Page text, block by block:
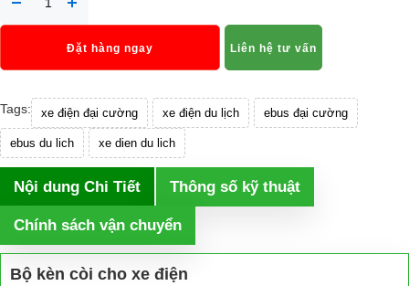
Đặt hàng ngay Liên hệ tư vấn
Tags: xe điện đại cường xe điện du lịch ebus đại cường
ebus du lich xe dien du lich
Nội dung Chi Tiết Thông số kỹ thuật
Chính sách vận chuyển
Bộ kèn còi cho xe điện